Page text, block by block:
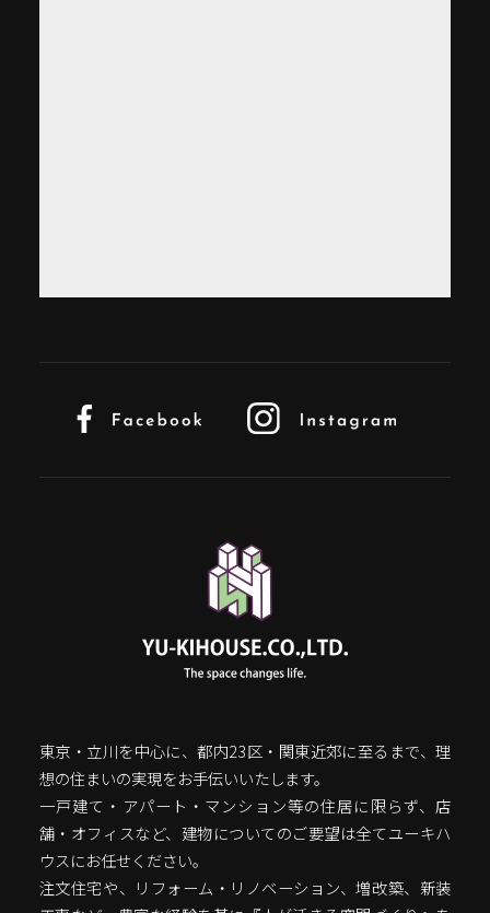
東京・立川を中心に、都内23区・関東近郊に至るまで、理
想の住まいの実現をお手伝いいたします。
一戸建て・アパート・マンション等の住居に限らず、店
舗・オフィスなど、建物についてのご要望は全てユーキハ
ウスにお任せください。
注文住宅や、リフォーム・リノベーション、増改築、新装